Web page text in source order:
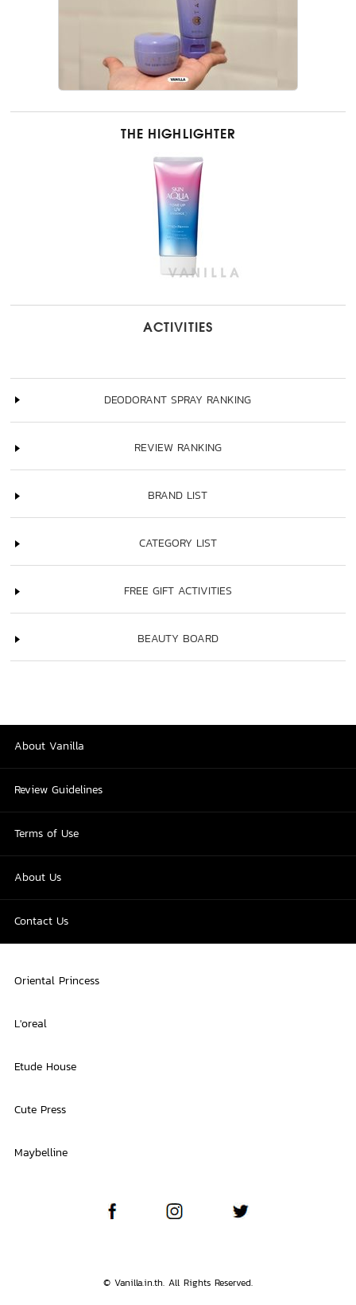
THE HIGHLIGHTER
ACTIVITIES
DEODORANT SPRAY RANKING
REVIEW RANKING
BRAND LIST
CATEGORY LIST
FREE GIFT ACTIVITIES
BEAUTY BOARD
About Vanilla
Review Guidelines
Terms of Use
About Us
Contact Us
Oriental Princess
L'oreal
Etude House
Cute Press
Maybelline
© Vanilla.in.th. All Rights Reserved.